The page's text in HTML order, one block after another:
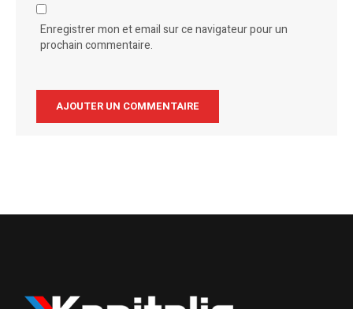
Enregistrer mon et email sur ce navigateur pour un
prochain commentaire.